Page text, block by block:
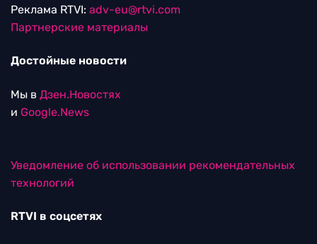
Реклама RTVI: adv-eu@rtvi.com
Партнерские материалы
Достойные новости
Мы в Дзен.Новостях
и Google.News
Уведомление об использовании рекомендательных
технологий
RTVI в соцсетях